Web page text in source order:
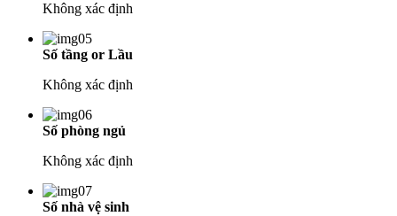
Không xác định
Số tầng or Lầu
Không xác định
Số phòng ngủ
Không xác định
Số nhà vệ sinh